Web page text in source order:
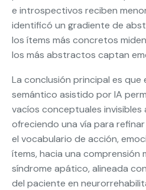
e introspectivos reciben
identificó un gradiente de
los ítems más concretos
los más abstractos captan
La conclusión principal es que
semántico asistido por IA
vacíos conceptuales invisibles
ofreciendo una vía para
el vocabulario de acción,
ítems, hacia una comprensión
síndrome apático, alineada
del paciente en